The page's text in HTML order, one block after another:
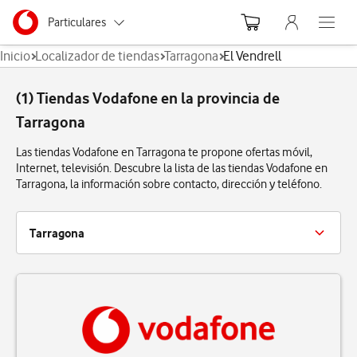
Ir a la pagina principal de vodafone.es
Menu navegación Segmento
Particulares
Autónomos
Pymes
y AA.PP.
Menu
Abre el
Inicio Localizador de tiendas Tarragona El Vendrell
(1) Tiendas Vodafone en la provincia de
Tarragona
Las tiendas Vodafone en Tarragona te propone ofertas móvil,
Internet, televisión. Descubre la lista de las tiendas Vodafone en
Tarragona, la información sobre contacto, dirección y teléfono.
Tarragona
Calafell